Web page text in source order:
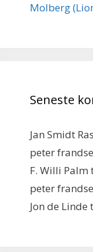
Molberg
Seneste
Jan Smidt
peter
F. Willi Palm
peter
Jon de Linde